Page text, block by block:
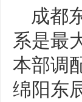
成都
系是最
本部调
绵阳东